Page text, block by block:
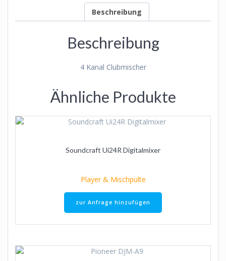
Beschreibung
Beschreibung
4 Kanal Clubmischer
Ähnliche Produkte
Soundcraft Ui24R Digitalmixer
Player & Mischpulte
zur Anfrage hinzufügen